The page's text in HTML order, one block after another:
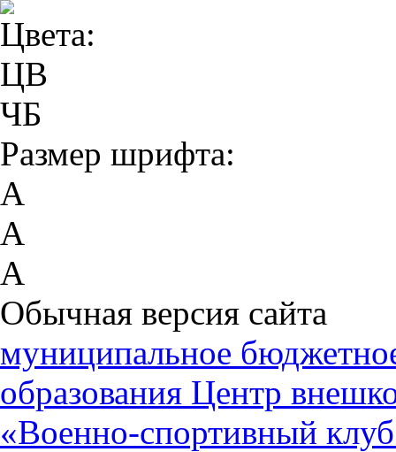
Цвета:
ЦВ
ЧБ
Размер шрифта:
А
А
А
Обычная версия сайта
муниципальное
образования Центр
«Военно-спортивный